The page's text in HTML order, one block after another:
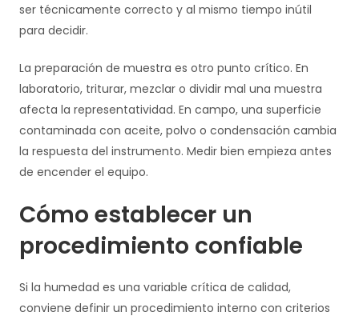
ser técnicamente correcto y al mismo tiempo inútil
para decidir.
La preparación de muestra es otro punto crítico. En
laboratorio, triturar, mezclar o dividir mal una muestra
afecta la representatividad. En campo, una superficie
contaminada con aceite, polvo o condensación cambia
la respuesta del instrumento. Medir bien empieza antes
de encender el equipo.
Cómo establecer un
procedimiento confiable
Si la humedad es una variable crítica de calidad,
conviene definir un procedimiento interno con criterios